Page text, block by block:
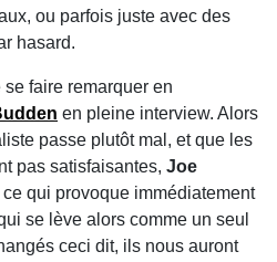
ou parfois juste avec des
hasard.
faire remarquer en
en pleine interview. Alors
passe plutôt mal, et que les
pas satisfaisantes, Joe
qui provoque immédiatement
se lève alors comme un seul
ceci dit, ils nous auront